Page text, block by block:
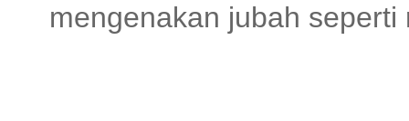
mengenakan jubah seperti